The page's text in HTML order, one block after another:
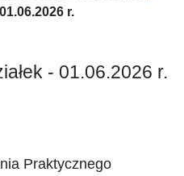
r.
- 01.06.2026 r.
Praktycznego